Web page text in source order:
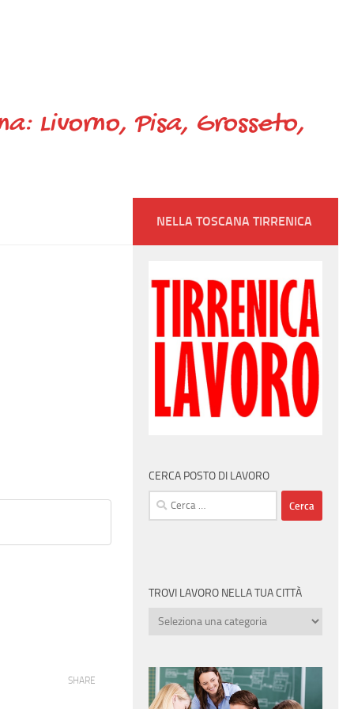
Livorno, Pisa, Grosseto,
SHARE
NELLA TOSCANA TIRRENICA
CERCA POSTO DI LAVORO
Ricerca
per:
TROVI LAVORO NELLA TUA CITTÀ
Trovi
tua
città